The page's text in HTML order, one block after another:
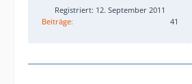
Registriert: 12. September 2011
Beiträge
41